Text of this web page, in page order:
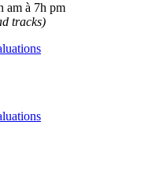
am à 7h pm
tracks)